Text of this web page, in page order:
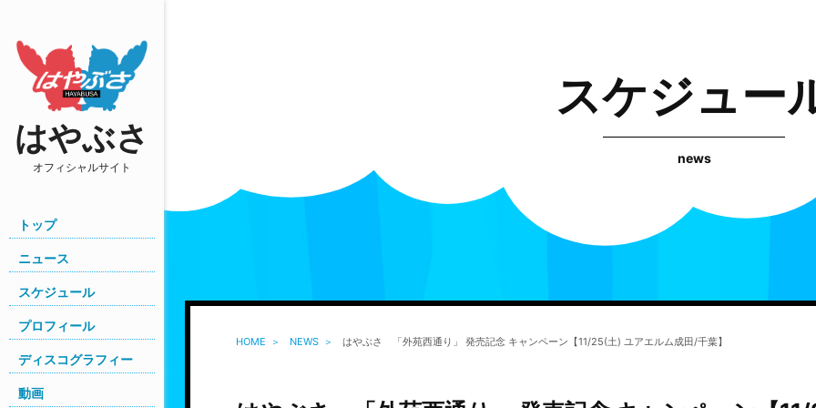
はやぶさ
オフィシャルサイト
トップ
ニュース
スケジュール
プロフィール
ディスコグラフィー
動画
スケジュー
news
HOME NEWS はやぶさ 「外苑西通り」 発売記念 キャンペーン【11/25(土) ユアエルム成田/千葉】